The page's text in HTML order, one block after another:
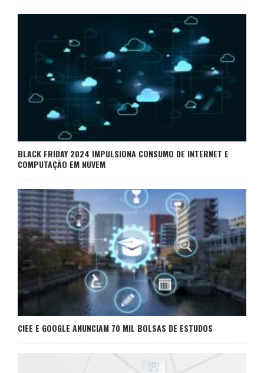
BLACK FRIDAY 2024 IMPULSIONA CONSUMO DE INTERNET E
COMPUTAÇÃO EM NUVEM
CIEE E GOOGLE ANUNCIAM 70 MIL BOLSAS DE ESTUDOS